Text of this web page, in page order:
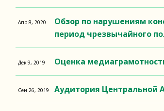
Обзор по нарушениям
период чрезвычайного
Апр 8, 2020
Оценка
Дек 9, 2019
Аудитория Центральной
Сен 26, 2019